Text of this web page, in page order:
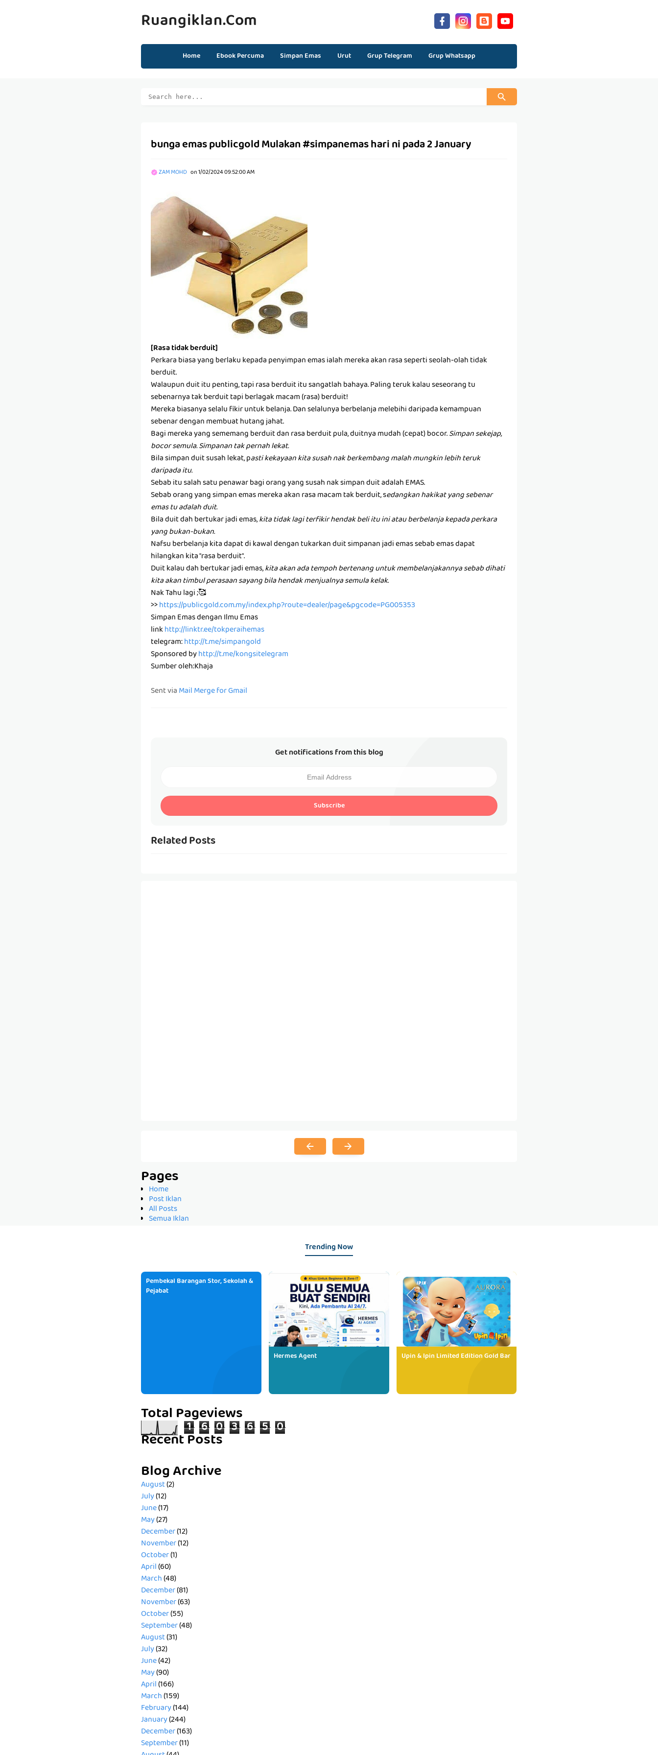
Ruangiklan.com
Home Ebook Percuma Simpan Emas Urut Grup Telegram Grup Whatsapp
bunga emas publicgold Mulakan #simpanemas hari ni pada 2 January
ZAM MOHD on1/02/2024 09:52:00 AM
[Rasa tidak berduit]
Perkara biasa yang berlaku kepada penyimpan emas ialah mereka akan rasa seperti seolah-olah tidak
berduit.
Walaupun duit itu penting, tapi rasa berduit itu sangatlah bahaya. Paling teruk kalau seseorang tu
sebenarnya tak berduit tapi berlagak macam (rasa) berduit!
Mereka biasanya selalu fikir untuk belanja. Dan selalunya berbelanja melebihi daripada kemampuan
sebenar dengan membuat hutang jahat.
Bagi mereka yang sememang berduit dan rasa berduit pula, duitnya mudah (cepat) bocor.Simpan sekejap,
bocor semula. Simpanan tak pernah lekat.
Bila simpan duit susah lekat, pasti kekayaan kita susah nak berkembang malah mungkin lebih teruk
daripada itu.
Sebab itu salah satu penawar bagi orang yang susah nak simpan duit adalah EMAS.
Sebab orang yang simpan emas mereka akan rasa macam tak berduit, sedangkan hakikat yang sebenar
emas tu adalah duit.
Bila duit dah bertukar jadi emas,kita tidak lagi terfikir hendak beli itu ini atau berbelanja kepada perkara
yang bukan-bukan.
Nafsu berbelanja kita dapat di kawal dengan tukarkan duit simpanan jadi emas sebab emas dapat
hilangkan kita "rasa berduit".
Duit kalau dah bertukar jadi emas,kita akan ada tempoh bertenang untuk membelanjakannya sebab dihati
kita akan timbul perasaan sayang bila hendak menjualnya semula kelak.
Nak Tahu lagi ;🥰
>>https://publicgold.com.my/index.php?route=dealer/page&pgcode=PG005353
Simpan Emas dengan Ilmu Emas
linkhttp://linktr.ee/tokperaihemas
telegram:http://t.me/simpangold
Sponsored byhttp://t.me/kongsitelegram
Sumber oleh:Khaja
Sent viaMail Merge for Gmail
Get notifications from this blog
Subscribe
Related Posts
Pages
Home
Post Iklan
All Posts
Semua Iklan
Trending Now
Pembekal Barangan Stor, Sekolah &
Pejabat
Hermes Agent Upin & Ipin Limited Edition Gold Bar
Total Pageviews
1 6 0 3 6 5 0
Recent Posts
Blog Archive
August(2)
July(12)
June(17)
May(27)
December(12)
November(12)
October(1)
April(60)
March(48)
December(81)
November(63)
October(55)
September(48)
August(31)
July(32)
June(42)
May(90)
April(166)
March(159)
February(144)
January(244)
December(163)
September(11)